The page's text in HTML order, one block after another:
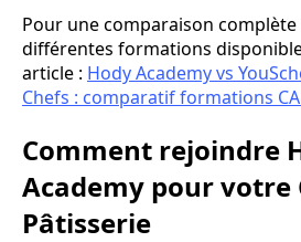
Pour une comparaison
différentes formations
article : Hody Academy vs
Chefs : comparatif formations
Comment rejoindre
Academy pour votre
Pâtisserie